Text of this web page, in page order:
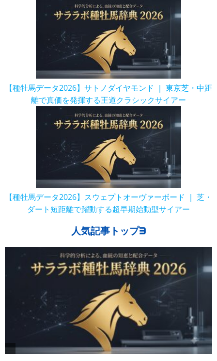
【種牡馬データ2026】サトノダイヤモンド ｜ 東京芝・中距
離で真価を発揮する王道クラシックサイアー
【種牡馬データ2026】スウェプトオーヴァーボード ｜ 芝・
ダート短距離で躍動する超早期始動型サイアー
人気記事トップ3